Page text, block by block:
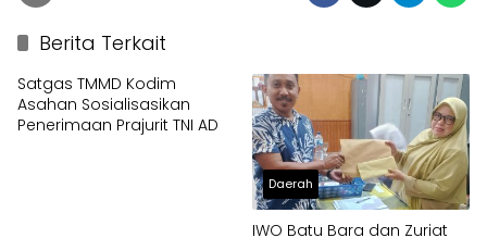
Berita Terkait
Satgas TMMD Kodim
Asahan Sosialisasikan
Penerimaan Prajurit TNI AD
Daerah
IWO Batu Bara dan Zuriat